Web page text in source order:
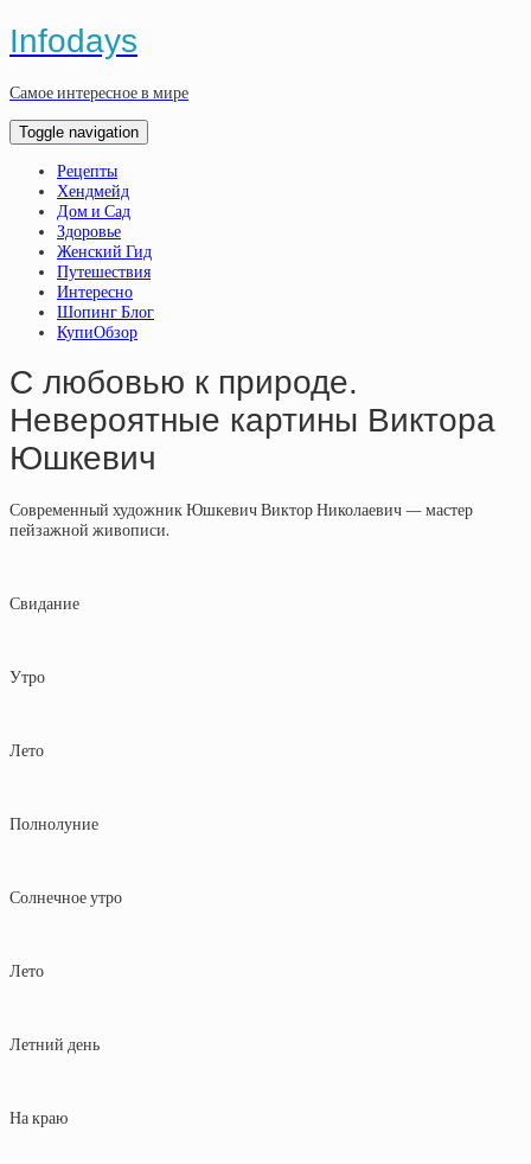
Infodays
Самое интересное в мире
Toggle navigation
Рецепты
Хендмейд
Дом и Сад
Здоровье
Женский Гид
Путешествия
Интересно
Шопинг Блог
КупиОбзор
С любовью к природе.
Невероятные картины Виктора
Юшкевич
Современный художник Юшкевич Виктор Николаевич — мастер
пейзажной живописи.
Свидание
Утро
Лето
Полнолуние
Солнечное утро
Лето
Летний день
На краю